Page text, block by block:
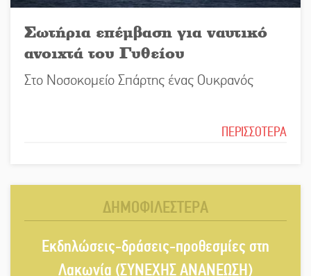
Σωτήρια επέμβαση για ναυτικό
ανοιχτά του Γυθείου
Στο Νοσοκομείο Σπάρτης ένας Ουκρανός
ΠΕΡΙΣΣΟΤΕΡΑ
ΔΗΜΟΦΙΛΕΣΤΕΡΑ
Εκδηλώσεις-δράσεις-προθεσμίες στη
Λακωνία (ΣΥΝΕΧΗΣ ΑΝΑΝΕΩΣΗ)